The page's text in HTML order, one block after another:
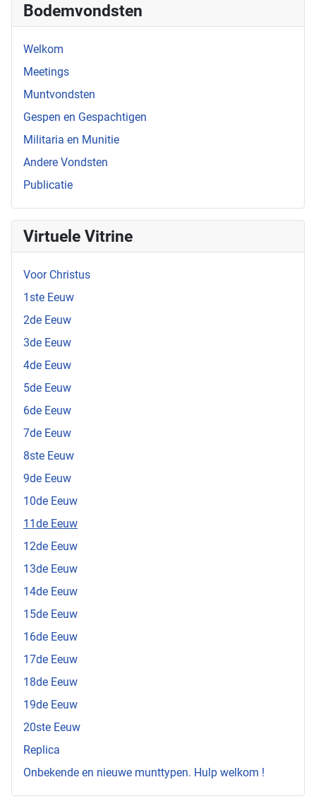
Bodemvondsten
Welkom
Meetings
Muntvondsten
Gespen en Gespachtigen
Militaria en Munitie
Andere Vondsten
Publicatie
Virtuele Vitrine
Voor Christus
1ste Eeuw
2de Eeuw
3de Eeuw
4de Eeuw
5de Eeuw
6de Eeuw
7de Eeuw
8ste Eeuw
9de Eeuw
10de Eeuw
11de Eeuw
12de Eeuw
13de Eeuw
14de Eeuw
15de Eeuw
16de Eeuw
17de Eeuw
18de Eeuw
19de Eeuw
20ste Eeuw
Replica
Onbekende en nieuwe munttypen. Hulp welkom !